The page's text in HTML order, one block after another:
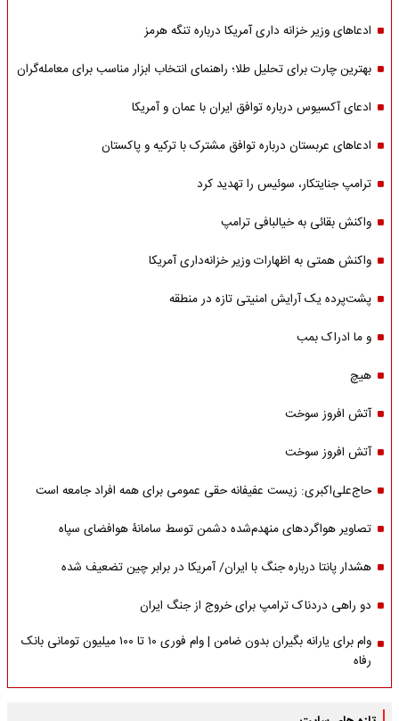
ادعاهای وزیر خزانه داری آمریکا درباره تنگه هرمز
بهترین چارت برای تحلیل طلا؛ راهنمای انتخاب ابزار مناسب برای معامله‌گران
ادعای آکسیوس درباره توافق ایران با عمان و آمریکا
ادعاهای عربستان درباره توافق مشترک با ترکیه و پاکستان
ترامپ جنایتکار، سوئیس را تهدید کرد
واکنش بقائی به خیالبافی ترامپ
واکنش همتی به اظهارات وزیر خزانه‌داری آمریکا
پشت‌پرده یک آرایش امنیتی تازه در منطقه
و ما ادراک بمب
هیچ
آتش افروز سوخت
آتش افروز سوخت
حاج‌علی‌اکبری: زیست عفیفانه حقی عمومی برای همه افراد جامعه است
تصاویر هواگردهای منهدم‌شده دشمن توسط سامانۀ هوافضای سپاه
هشدار پانتا درباره جنگ با ایران/ آمریکا در برابر چین تضعیف شده
دو راهی دردناک ترامپ برای خروج از جنگ ایران
وام برای یارانه بگیران بدون ضامن | وام فوری ۱۰ تا ۱۰۰ میلیون تومانی بانک
رفاه